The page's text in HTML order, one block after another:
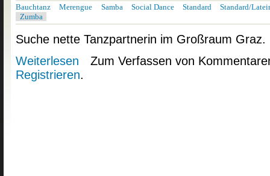
Bauchtanz Merengue Samba Social Dance Standard
Standard/
Zumba
Suche nette Tanzpartnerin im Großraum Graz.
Weiterlesen über Tanzpartnerin gesucht
Zum Verfassen von
Registrieren.